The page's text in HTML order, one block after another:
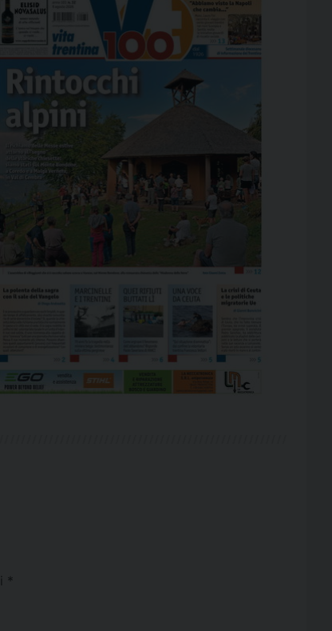
*